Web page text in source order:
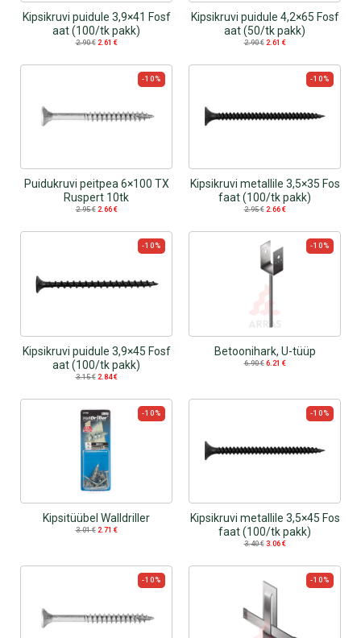
Kipsikruvi puidule 3,9×41 Fosf
aat (100/tk pakk)
2.90€ 2.61 €
Kipsikruvi puidule 4,2×65 Fosf
aat (50/tk pakk)
2.90€ 2.61 €
-10%
Puidukruvi peitpea 6×100 TX
Ruspert 10tk
2.95€ 2.66 €
-10%
Kipsikruvi metallile 3,5×35 Fos
faat (100/tk pakk)
2.95€ 2.66 €
-10%
Kipsikruvi puidule 3,9×45 Fosf
aat (100/tk pakk)
3.15€ 2.84€
-10%
Betoonihark, U-tüüp
6.90€ 6.21 €
-10%
Kipsitüübel Walldriller
3.01€ 2.71 €
-10%
Kipsikruvi metallile 3,5×45 Fos
faat (100/tk pakk)
3.40€ 3.06 €
-10% -10%